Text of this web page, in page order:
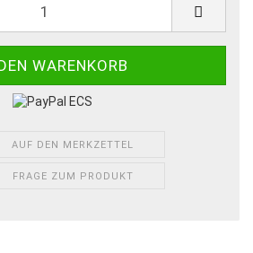
AUF DEN MERKZETTEL
FRAGE ZUM PRODUKT